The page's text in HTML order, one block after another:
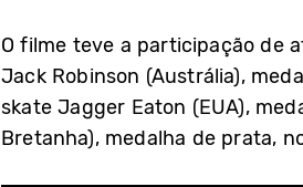
O filme teve a participação de
Jack Robinson (Austrália),
skate Jagger Eaton (EUA),
Bretanha), medalha de prata,